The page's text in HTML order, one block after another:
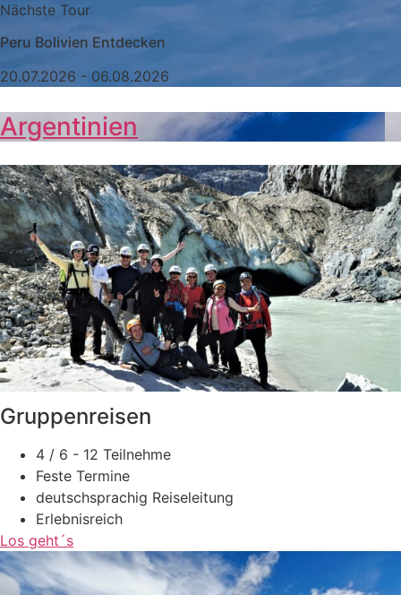
Nächste Tour
Peru Bolivien Entdecken
20.07.2026 - 06.08.2026
Argentinien
Gruppenreisen
4 / 6 - 12 Teilnehme
Feste Termine
deutschsprachig Reiseleitung
Erlebnisreich
Los geht´s